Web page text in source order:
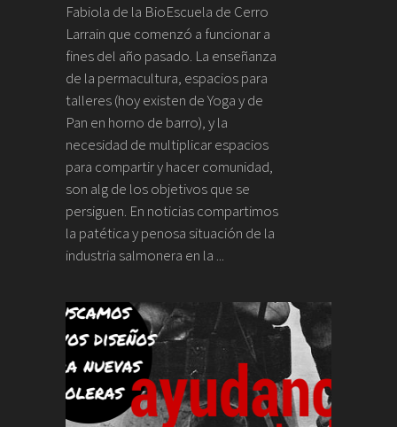
Fabiola de la BioEscuela de Cerro
Larrain que comenzó a funcionar a
fines del año pasado. La enseñanza
de la permacultura, espacios para
talleres (hoy existen de Yoga y de
Pan en horno de barro), y la
necesidad de multiplicar espacios
para compartir y hacer comunidad,
son alg de los objetivos que se
persiguen. En noticias compartimos
la patética y penosa situación de la
industria salmonera en la ...